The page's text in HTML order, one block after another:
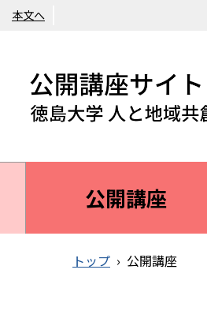
本文へ
公開講座
トップ › 公開講座